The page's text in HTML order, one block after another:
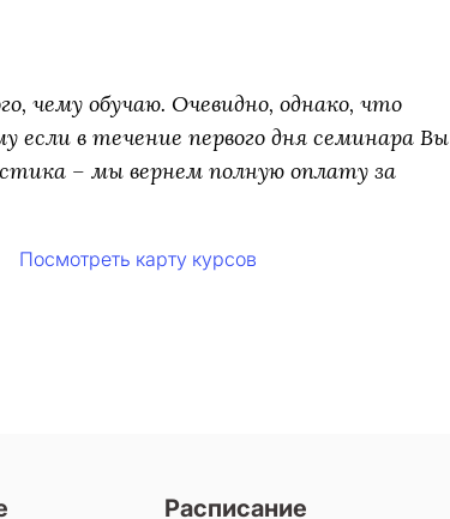
чему обучаю. Очевидно, однако, что
в течение первого дня семинара Вы
– мы вернем полную оплату за
Посмотреть карту курсов
Расписание